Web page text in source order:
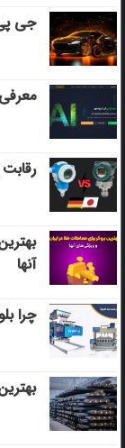
جی پی
معرفی
آنها
چرا